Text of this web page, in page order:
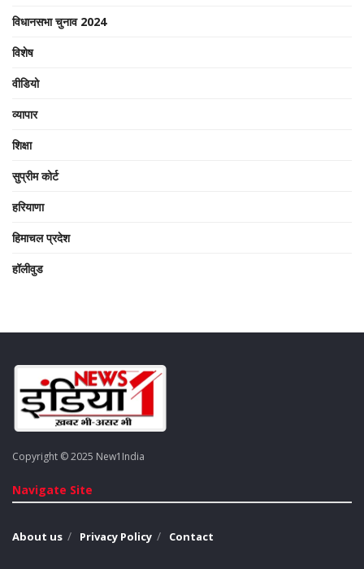
विधानसभा चुनाव 2024
विशेष
वीडियो
व्यापार
शिक्षा
सुप्रीम कोर्ट
हरियाणा
हिमाचल प्रदेश
हॉलीवुड
Copyright © 2025 New1India
Navigate Site
About us Privacy Policy Contact